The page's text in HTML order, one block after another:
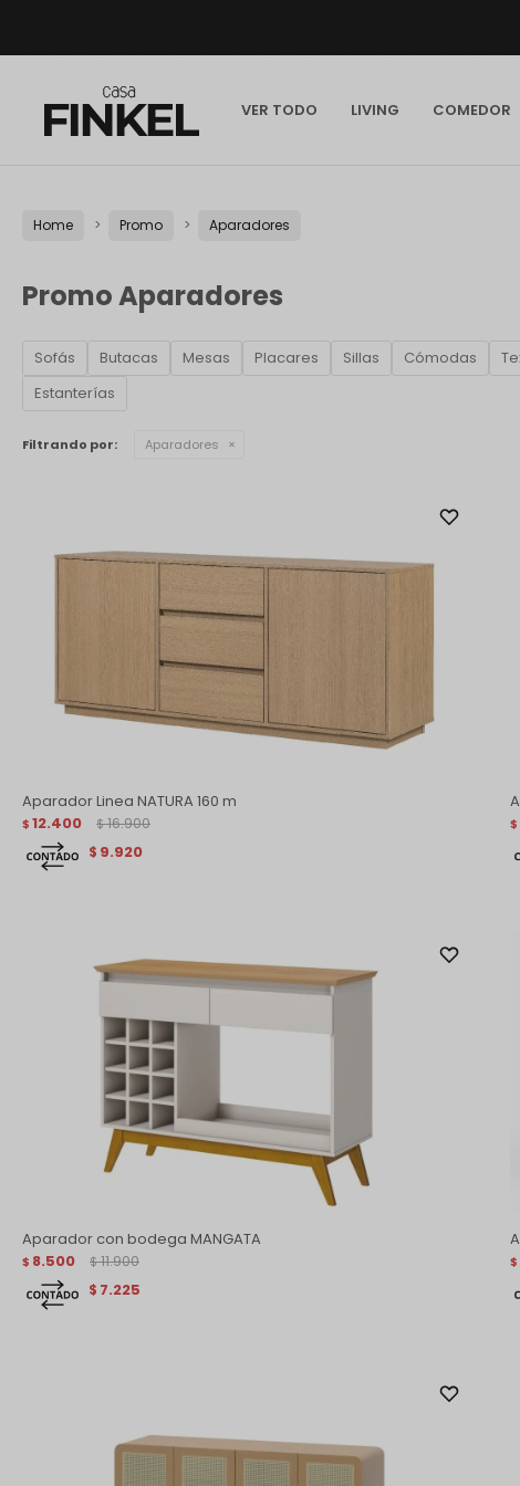
VER TODO LIVING COMEDOR
Home Promo Aparadores
Promo Aparadores
Sofás Butacas Mesas Placares Sillas Cómodas
Estanterías
Filtrando por: Aparadores
Aparador Linea NATURA 160 m
$ 12.400 $ 16.900
$ 9.920
$
Aparador con bodega MANGATA
$ 8.500 $ 11.900
$ 7.225
$